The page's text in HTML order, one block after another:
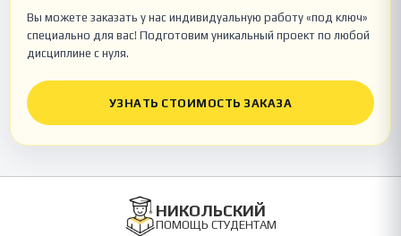
Вы можете заказать у нас индивидуальную работу «под ключ»
специально для вас! Подготовим уникальный проект по любой
дисциплине с нуля.
УЗНАТЬ СТОИМОСТЬ ЗАКАЗА
НИКОЛЬСКИЙ
ПОМОЩЬ СТУДЕНТАМ